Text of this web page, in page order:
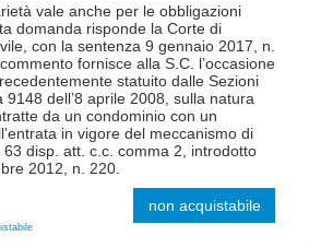
vale anche per le obbligazioni
domanda risponde la Corte di
con la sentenza 9 gennaio 2017, n.
fornisce alla S.C. l’occasione
statuito dalle Sezioni
9148 dell’8 aprile 2008, sulla natura
da un condominio con un
in vigore del meccanismo di
63 disp. att. c.c. comma 2, introdotto
2012, n. 220.
non acquistabile